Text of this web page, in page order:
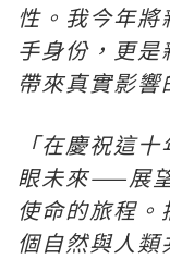
性。我今年
手身份，更
帶來真實影響
「在慶祝這
眼未來——展
使命的旅程
個自然與人類